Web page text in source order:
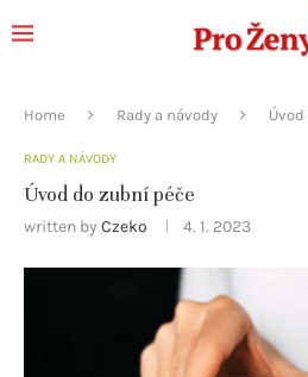
Home Rady a návody
RADY A NÁVODY
Úvod do zubní péče
written by Czeko 4. 1. 2023